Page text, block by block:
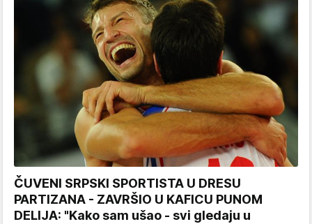
ČUVENI SRPSKI SPORTISTA U DRESU
PARTIZANA - ZAVRŠIO U KAFICU PUNOM
DELIJA: "Kako sam ušao - svi gledaju u